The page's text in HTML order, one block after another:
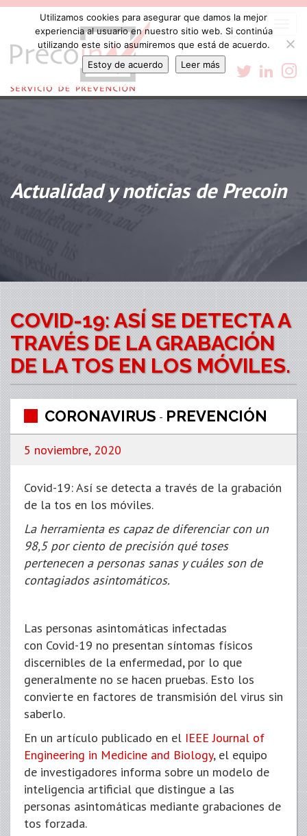
Actualidad y noticias de Precoin
COVID-19: ASÍ SE DETECTA A
TRAVÉS DE LA GRABACIÓN
DE LA TOS EN LOS MÓVILES.
CORONAVIRUS - PREVENCIÓN
5 noviembre, 2020
Covid-19: Así se detecta a través de la grabación
de la tos en los móviles.
La herramienta es capaz de diferenciar con un
98,5 por ciento de precisión qué toses
pertenecen a personas sanas y cuáles son de
contagiados asintomáticos.
Las personas asintomáticas infectadas
con Covid-19 no presentan síntomas físicos
discernibles de la enfermedad, por lo que
generalmente no se hacen pruebas. Esto los
convierte en factores de transmisión del virus sin
saberlo.
En un artículo publicado en el IEEE Journal of
Engineering in Medicine and Biology, el equipo
de investigadores informa sobre un modelo de
inteligencia artificial que distingue a las
personas asintomáticas mediante grabaciones de
tos forzada.
Utilizamos cookies para asegurar que damos la mejor
experiencia al usuario en nuestro sitio web. Si continúa
utilizando este sitio asumiremos que está de acuerdo.
Estoy de acuerdo
Leer más